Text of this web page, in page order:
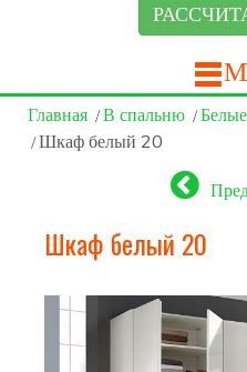
Главная В спальню
Шкаф белый 20
Шкаф белый 20